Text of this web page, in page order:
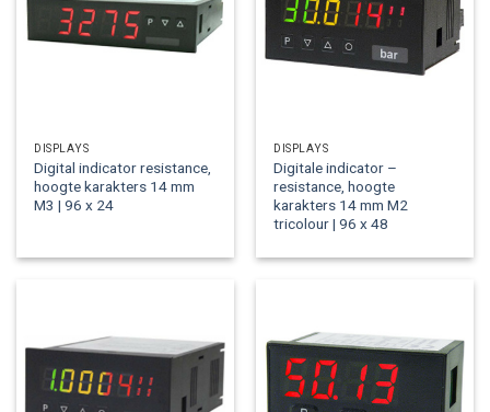
DISPLAYS
Digital indicator resistance,
hoogte karakters 14 mm
M3 | 96 x 24
DISPLAYS
Digitale indicator –
resistance, hoogte
karakters 14 mm M2
tricolour | 96 x 48